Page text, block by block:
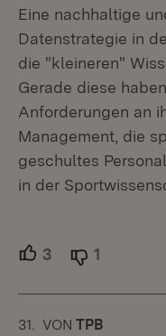
Eine nachhaltige
Datenstrategie in
die "kleineren"
Gerade diese
Anforderungen an
Management, die
geschultes
in der
3 Unterstützer.
1
31. KOMMENTAR
VON :TPB